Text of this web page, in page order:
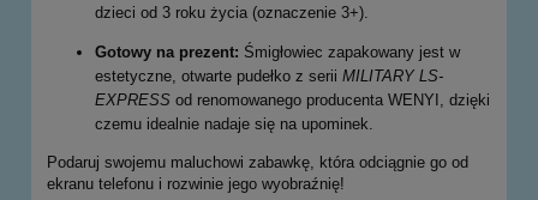
dzieci od 3 roku życia (oznaczenie 3+).
Gotowy na prezent: Śmigłowiec zapakowany jest w
estetyczne, otwarte pudełko z serii MILITARY LS-
EXPRESS od renomowanego producenta WENYI, dzięki
czemu idealnie nadaje się na upominek.
Podaruj swojemu maluchowi zabawkę, która odciągnie go od
ekranu telefonu i rozwinie jego wyobraźnię!